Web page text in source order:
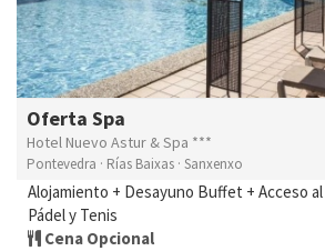
Oferta Spa
Hotel Nuevo Astur & Spa ***
Pontevedra · Rías Baixas · Sanxenxo
Alojamiento + Desayuno Buffet + Acceso al
Pádel y Tenis
Cena Opcional